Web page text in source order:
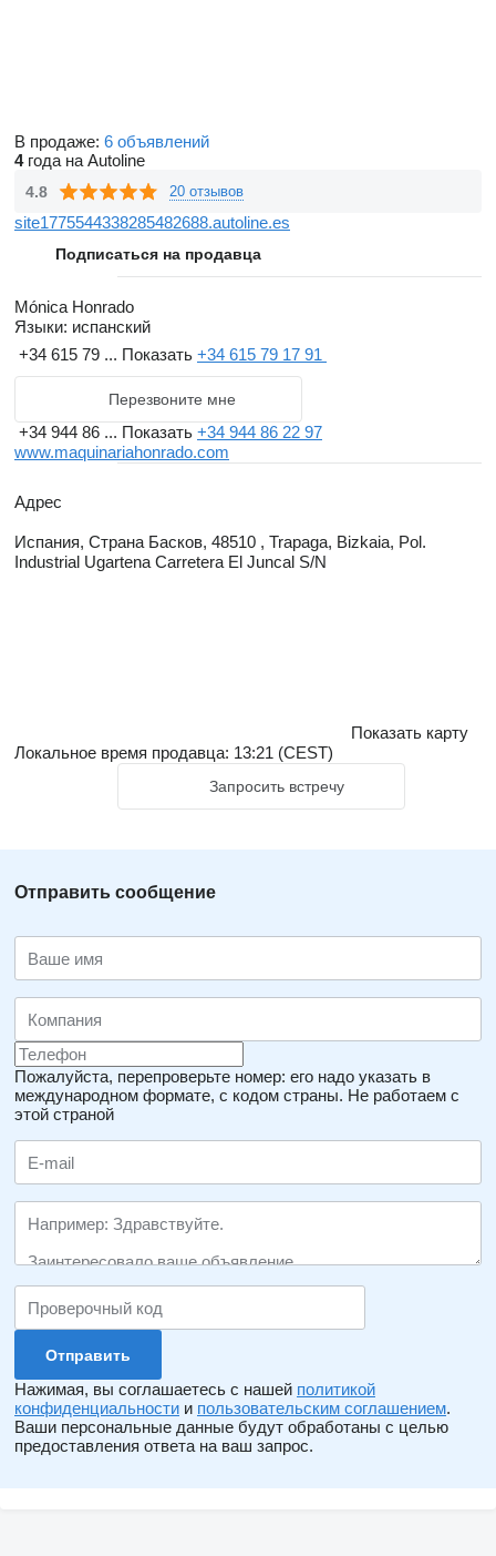
В продаже: 6 объявлений
4года на Autoline
4.8 20 отзывов
site1775544338285482688.autoline.es
Подписаться на продавца
Mónica Honrado
Языки: испанский
+34 615 79 ... Показать +34 615 79 17 91
Перезвоните мне
+34 944 86 ... Показать +34 944 86 22 97
www.maquinariahonrado.com
Адрес
Испания, Страна Басков, 48510 , Trapaga, Bizkaia, Pol.
Industrial Ugartena Carretera El Juncal S/N
Показать карту
Локальное время продавца: 13:21 (CEST)
Запросить встречу
Отправить сообщение
Пожалуйста, перепроверьте номер: его надо указать в
международном формате, с кодом страны. Не работаем с
этой страной
Нажимая, вы соглашаетесь с нашей политикой
конфиденциальности и пользовательским соглашением.
Ваши персональные данные будут обработаны с целью
предоставления ответа на ваш запрос.